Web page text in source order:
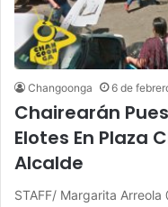
Changoonga 6 de
Chairearán
Elotes En Plaza
Alcalde
STAFF/ Margarita